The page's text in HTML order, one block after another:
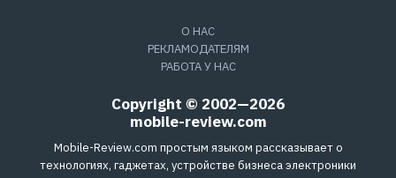
О НАС
РЕКЛАМОДАТЕЛЯМ
РАБОТА У НАС
Copyright © 2002—2026
mobile-review.com
Mobile-Review.com простым языком рассказывает о
технологиях, гаджетах, устройстве бизнеса электроники